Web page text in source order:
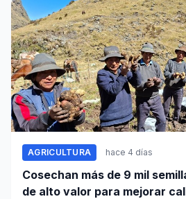
AGRICULTURA hace 4 días
Cosechan más de 9 mil
de alto valor para mejorar